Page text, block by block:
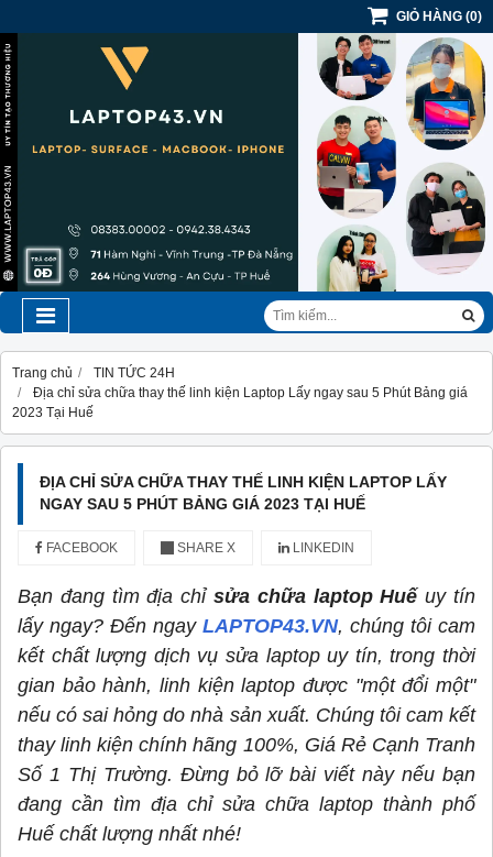
GIỎ HÀNG (0)
Trang chủ
TIN TỨC 24H
Địa chỉ sửa chữa thay thế linh kiện Laptop Lấy ngay sau 5 Phút Bảng giá
2023 Tại Huế
ĐỊA CHỈ SỬA CHỮA THAY THẾ LINH KIỆN LAPTOP LẤY
NGAY SAU 5 PHÚT BẢNG GIÁ 2023 TẠI HUẾ
FACEBOOK SHARE X LINKEDIN
Bạn đang tìm địa chỉ sửa chữa laptop Huế uy tín
lấy ngay? Đến ngay LAPTOP43.VN, chúng tôi cam
kết chất lượng dịch vụ sửa laptop uy tín, trong thời
gian bảo hành, linh kiện laptop được "một đổi một"
nếu có sai hỏng do nhà sản xuất. Chúng tôi cam kết
thay linh kiện chính hãng 100%, Giá Rẻ Cạnh Tranh
Số 1 Thị Trường. Đừng bỏ lỡ bài viết này nếu bạn
đang cần tìm địa chỉ sửa chữa laptop thành phố
Huế chất lượng nhất nhé!